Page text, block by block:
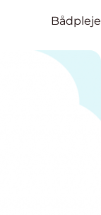
Bådpleje